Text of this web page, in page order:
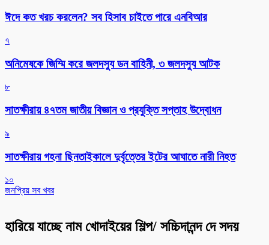
ঈদে কত খরচ করলেন? সব হিসাব চাইতে পারে এনবিআর
৭
অনিমেষকে জিম্মি করে জলদস্যু ডন বাহিনী, ৩ জলদস্যু আটক
৮
সাতক্ষীরায় ৪৭তম জাতীয় বিজ্ঞান ও প্রযুক্তি সপ্তাহ উদ্বোধন
৯
সাতক্ষীরায় গহনা ছিনতাইকালে দুর্বৃত্তের ইটের আঘাতে নারী নিহত
১০
জনপ্রিয় সব খবর
হারিয়ে যাচ্ছে নাম খোদাইয়ের শিল্প/ সচ্চিদানন্দ দে সদয়